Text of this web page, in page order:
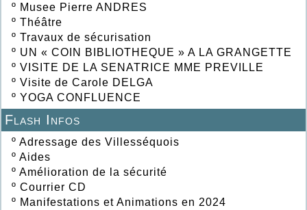
º Musee Pierre ANDRES
º Théâtre
º Travaux de sécurisation
º UN « COIN BIBLIOTHEQUE » A LA GRANGETTE
º VISITE DE LA SENATRICE MME PREVILLE
º Visite de Carole DELGA
º YOGA CONFLUENCE
Flash Infos
º Adressage des Villesséquois
º Aides
º Amélioration de la sécurité
º Courrier CD
º Manifestations et Animations en 2024